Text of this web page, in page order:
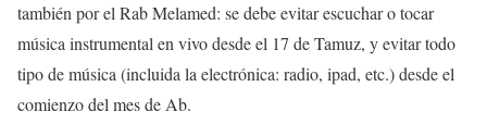
también por el Rab Melamed: se debe evitar escuchar o tocar
música instrumental en vivo desde el 17 de Tamuz, y evitar todo
tipo de música (incluida la electrónica: radio, ipad, etc.) desde el
comienzo del mes de Ab.